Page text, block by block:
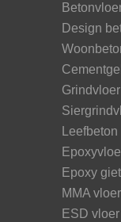
Design
Grindvloer
Leefbeton
Epoxy
MMA vloer
ESD vloer